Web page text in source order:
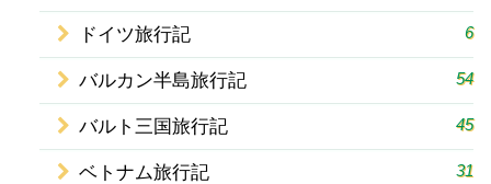
ドイツ旅行記 6
バルカン半島旅行記 54
バルト三国旅行記 45
ベトナム旅行記 31